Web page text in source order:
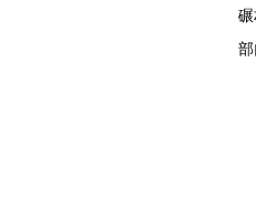
部